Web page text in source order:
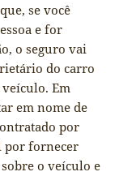
se você
e for
o seguro vai
do carro
veículo. Em
em nome de
por
por fornecer
o veículo e